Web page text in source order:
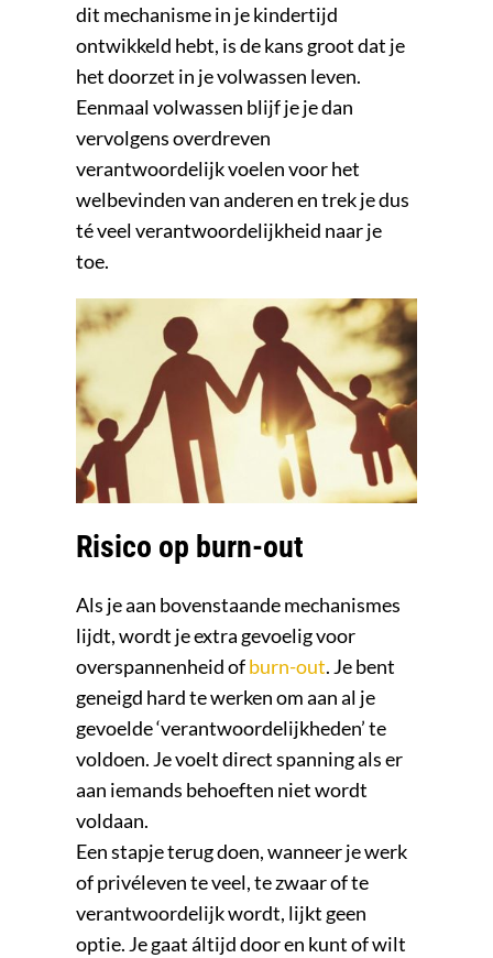
dit mechanisme in je kindertijd
ontwikkeld hebt, is de kans groot dat je
het doorzet in je volwassen leven.
Eenmaal volwassen blijf je je dan
vervolgens overdreven
verantwoordelijk voelen voor het
welbevinden van anderen en trek je dus
té veel verantwoordelijkheid naar je
toe.
Risico op burn-out
Als je aan bovenstaande mechanismes
lijdt, wordt je extra gevoelig voor
overspannenheid ofburn-out. Je bent
geneigd hard te werken om aan al je
gevoelde ‘verantwoordelijkheden’ te
voldoen. Je voelt direct spanning als er
aan iemands behoeften niet wordt
voldaan.
Een stapje terug doen, wanneer je werk
of privéleven te veel, te zwaar of te
verantwoordelijk wordt, lijkt geen
optie. Je gaat áltijd door en kunt of wilt